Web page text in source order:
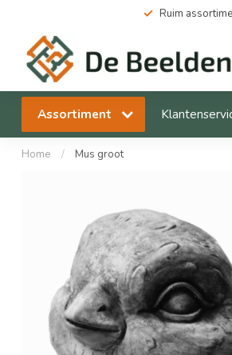
Ruim
Assortiment
Home / Mus groot